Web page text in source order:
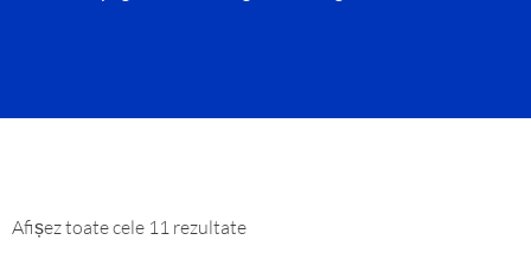
Afișez toate cele 11 rezultate